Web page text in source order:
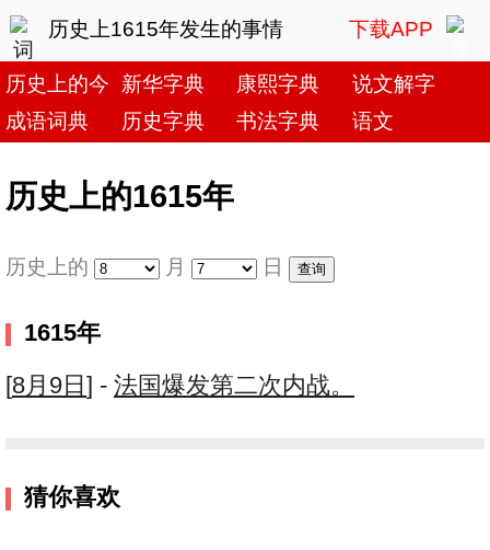
历史上1615年发生的事情 下载APP
历史上的今天新华字典 康熙字典
说文解字
成语词典
历史字典 书法字典 语文
历史上的1615年
历史上的 月 日
1615年
[8月9日 ] - 法国爆发第二次内战。
猜你喜欢